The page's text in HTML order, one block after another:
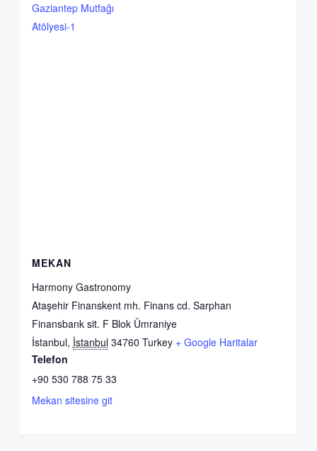
Gaziantep Mutfağı
Atölyesi-1
MEKAN
Harmony Gastronomy
Ataşehir Finanskent mh. Finans cd. Sarphan
Finansbank sit. F Blok Ümraniye
İstanbul, İstanbul 34760 Turkey + Google Haritalar
Telefon
+90 530 788 75 33
Mekan sitesine git